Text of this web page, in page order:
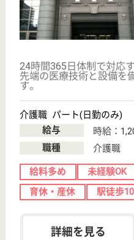
土日休み
住宅手当あり 育休・産
詳細を見る WEB
ONE FLAG 牧すこやかセンター
牧ヘルスケアグループ、指定管理の老健
介
設,
ョ
居...
大阪府のONE FLAG 牧すこやかセンター
人保健施設・デイケア・ショートステイ
介護支援専門員 正社員(日勤のみ)
月給：210,100円〜280,000